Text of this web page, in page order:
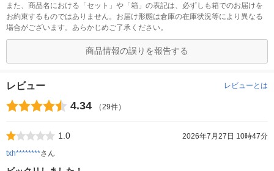
また、商品名における「セット」や「箱」の表記は、必ずしも箱でのお届けを
お約束するものではありません。お届け形態は倉庫の在庫状況等により異なる
場合がございます。あらかじめご了承ください。
商品情報の誤りを報告する
レビュー レビューとは
4.34 （29件）
1.0
2026年7月27日 10時47分
txh********さん